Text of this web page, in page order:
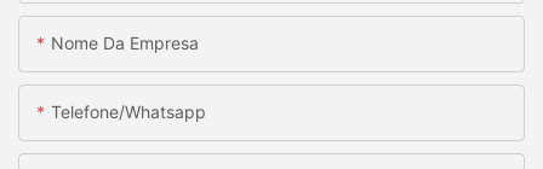
Nome Da Empresa
Telefone/whatsapp